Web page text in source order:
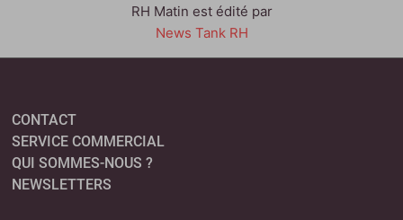
RH Matin est édité par
News Tank RH
CONTACT
SERVICE COMMERCIAL
QUI SOMMES-NOUS ?
NEWSLETTERS